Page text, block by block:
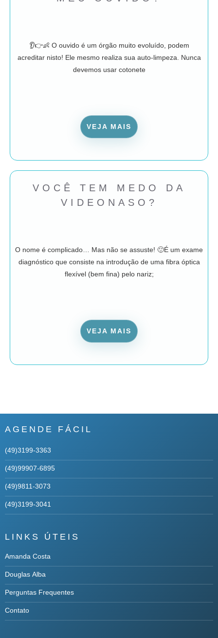
👂👉👶 O ouvido é um órgão muito evoluído, podem
acreditar nisto! Ele mesmo realiza sua auto-limpeza. Nunca
devemos usar cotonete
VEJA MAIS
VOCÊ TEM MEDO DA
VIDEONASO?
O nome é complicado… Mas não se assuste! 🙂É um exame
diagnóstico que consiste na introdução de uma fibra óptica
flexível (bem fina) pelo nariz;
VEJA MAIS
AGENDE FÁCIL
(49)3199-3363
(49)99907-6895
(49)9811-3073
(49)3199-3041
LINKS ÚTEIS
Amanda Costa
Douglas Alba
Perguntas Frequentes
Contato